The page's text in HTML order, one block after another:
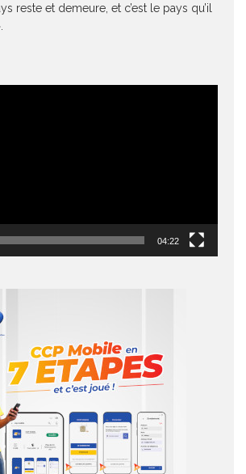
reste et demeure, et c’est le pays qu’il
04:22